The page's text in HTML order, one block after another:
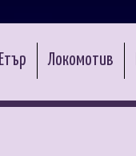
Етър Локомотив